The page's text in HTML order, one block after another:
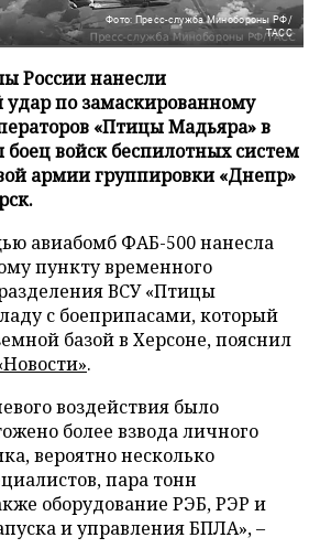
Фото: Пресс-служба Минобороны РФ/
ТАСС
России нанесли
по замаскированному
«Птицы Мадьяра» в
боец войск беспилотных систем
армии группировки «Днепр»
авиабомб ФАБ-500 нанесла
пункту временного
ВСУ «Птицы
с боеприпасами, который
базой в Херсоне, пояснил
.
воздействия было
более взвода личного
вероятно несколько
пара тонн
оборудование РЭБ, РЭР и
и управления БПЛА», –